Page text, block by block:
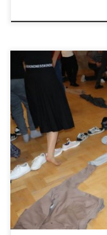
26 listopada miało
dla młodzieży z
młodzieży z
naszej parafii,
zakończyła
już nie mogą się